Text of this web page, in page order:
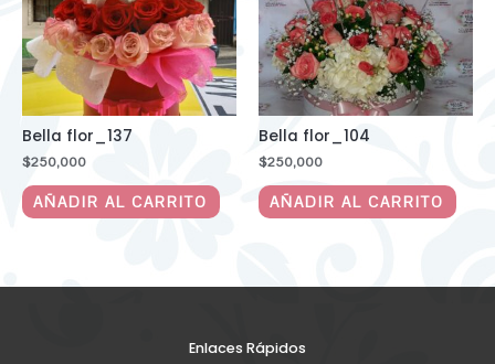
Bella flor_137
$250,000
AÑADIR AL CARRITO
Bella flor_104
$250,000
AÑADIR AL CARRITO
Enlaces Rápidos